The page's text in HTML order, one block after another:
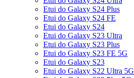
Etui do Galaxy S24 Plus
Etui do Galaxy S24 FE
Etui do Galaxy S24
Etui do Galaxy S23 Ultra
Etui do Galaxy S23 Plus
Etui do Galaxy S23 FE 5G
Etui do Galaxy S23
Etui do Galaxy S22 Ultra 5G